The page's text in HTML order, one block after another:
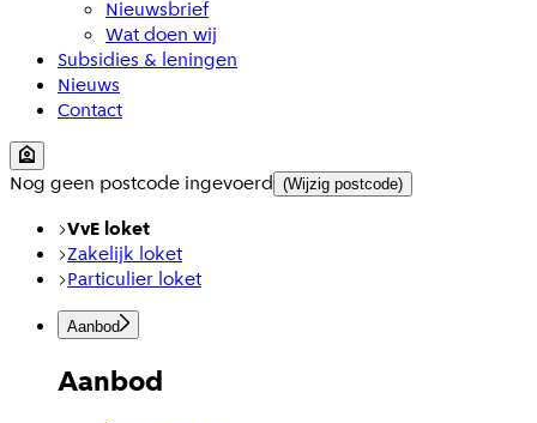
Nieuwsbrief
Wat doen wij
Subsidies & leningen
Nieuws
Contact
Nog geen postcode ingevoerd (Wijzig postcode)
VvE loket
Zakelijk loket
Particulier loket
Aanbod
Aanbod